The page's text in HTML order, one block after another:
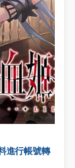
進行帳號轉